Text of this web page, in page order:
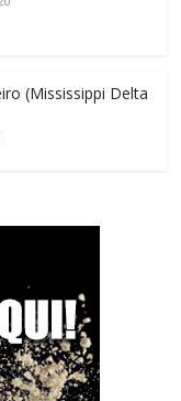
(Mississippi Delta